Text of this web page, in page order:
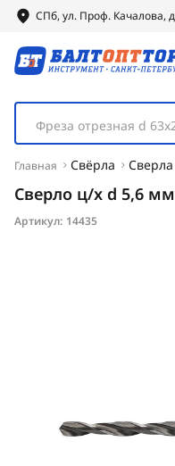
СПб, ул. Проф. Качалова,
Фреза отрезная d
Главная Свёрла
Сверло ц/х d 5,6
Артикул: 14435